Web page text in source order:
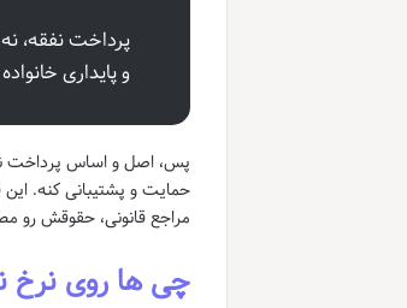
پرداخت نفقه،
و پایداری
حمایت و پشتیبانی کنه.
مراجع قانونی، حقوقش رو
چی ها روی نرخ نفقه زن ۱۴۰۳ تاثیر